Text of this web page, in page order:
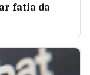
fatia da